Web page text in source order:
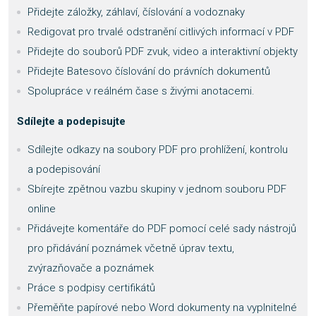
Přidejte záložky, záhlaví, číslování a vodoznaky
Redigovat pro trvalé odstranění citlivých informací v PDF
Přidejte do souborů PDF zvuk, video a interaktivní objekty
Přidejte Batesovo číslování do právních dokumentů
Spolupráce v reálném čase s živými anotacemi.
Sdílejte a podepisujte
Sdílejte odkazy na soubory PDF pro prohlížení, kontrolu
a podepisování
Sbírejte zpětnou vazbu skupiny v jednom souboru PDF
online
Přidávejte komentáře do PDF pomocí celé sady nástrojů
pro přidávání poznámek včetně úprav textu,
zvýrazňovače a poznámek
Práce s podpisy certifikátů
Přeměňte papírové nebo Word dokumenty na vyplnitelné